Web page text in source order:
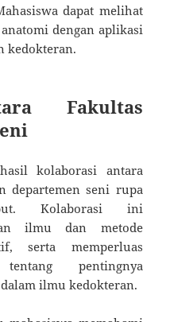
dapat melihat
dengan aplikasi
kedokteran.
Fakultas
kolaborasi antara
departemen seni rupa
Kolaborasi ini
ilmu dan metode
serta memperluas
pentingnya
ilmu kedokteran.